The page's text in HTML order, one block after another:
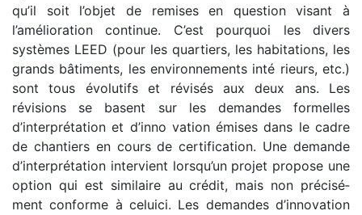
qu’il soit l’objet de remises en question visant à
l’amélioration continue. C’est pourquoi les divers
systèmes LEED (pour les quartiers, les habitations, les
grands bâtiments, les environnements inté­ rieurs, etc.)
sont tous évolutifs et révisés aux deux ans. Les
révisions se basent sur les demandes formelles
d’interprétation et d’inno­ vation émises dans le cadre
de chantiers en cours de certification. Une demande
d’interprétation intervient lorsqu’un projet propose une
option qui est similaire au crédit, mais non précisé­
ment conforme à celui­ci. Les demandes d’innovation